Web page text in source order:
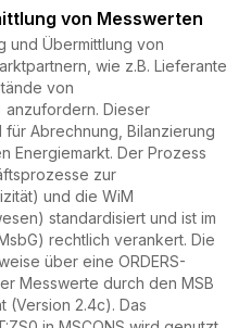
von Messwerten
und Übermittlung von
wie z.B.
von
anzufordern. Dieser
Abrechnung, Bilanzierung
Energiemarkt. Der Prozess
zur
und die WiM
standardisiert und ist im
rechtlich verankert. Die
über eine ORDERS-
Messwerte durch den MSB
(Version 2.4c). Das